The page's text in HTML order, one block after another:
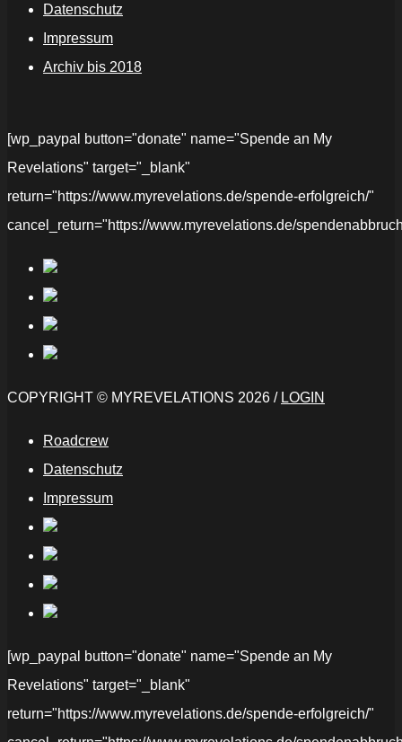
Datenschutz
Impressum
Archiv bis 2018
[wp_paypal button="donate" name="Spende an My
Revelations" target="_blank"
return="https://www.myrevelations.de/spende-erfolgreich/"
cancel_return="https://www.myrevelations.de/
COPYRIGHT © MYREVELATIONS 2026 / LOGIN
Roadcrew
Datenschutz
Impressum
[wp_paypal button="donate" name="Spende an My
Revelations" target="_blank"
return="https://www.myrevelations.de/spende-erfolgreich/"